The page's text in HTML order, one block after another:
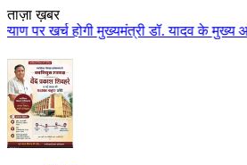
ताज़ा ख़बर
डॉ. यादव के मुख्य आतिथ्य में